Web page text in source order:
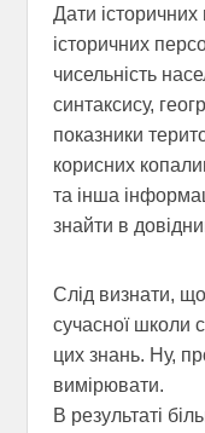
Дати історичних
історичних
чисельність
синтаксису,
показники
корисних
та інша
знайти в
Слід визнати,
сучасної школи
цих знань. Ну,
вимірювати.
В результаті